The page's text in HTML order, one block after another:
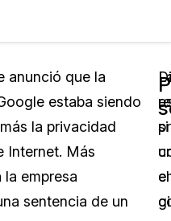
Studio
a Pedido
Demo
English
Español
anunció que la
estaba siendo
la privacidad
Internet. Más
empresa
sentencia de un
el
si